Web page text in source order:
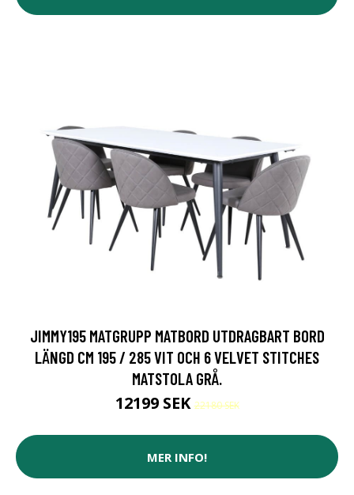
JIMMY195 MATGRUPP MATBORD UTDRAGBART BORD
LÄNGD CM 195 / 285 VIT OCH 6 VELVET STITCHES
MATSTOLA GRÅ.
12199 SEK22180 SEK
MER INFO!